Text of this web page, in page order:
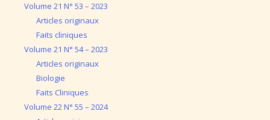
Volume 21 N° 53 – 2023
Articles originaux
Faits cliniques
Volume 21 N° 54 – 2023
Articles originaux
Biologie
Faits Cliniques
Volume 22 N° 55 – 2024